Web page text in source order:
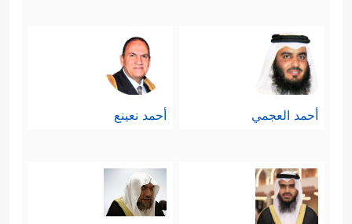
تَعۡقِلُونَ﴾
سادسًا: وعلى صلةٍ بهذا النداء الكريم،
يرسُمُ القرآن لهؤلاء ولغَيرهم طريق
النجاة الواضِحة البيِّنة التي هي فوق
﴿وَمَا عَلَّمۡنَـٰهُ ٱلشِّعۡرَ وَمَا یَنۢبَغِی لَهُۥۤۚ
إِنۡ هُوَ إِلَّا ذِكۡرࣱ وَقُرۡءَانࣱ مُّبِینࣱ﴿٦٩﴾
لِّیُنذِرَ مَن كَانَ
أحمد العجمي أحمد نعينع